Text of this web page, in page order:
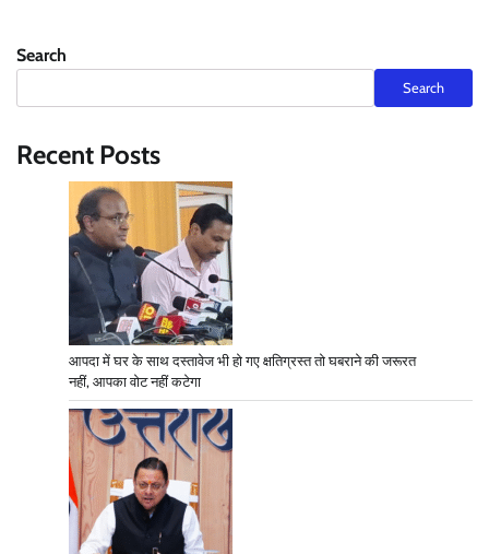
Search
Search
Recent Posts
आपदा में घर के साथ दस्तावेज भी हो गए क्षतिग्रस्त तो घबराने की जरूरत
नहीं, आपका वोट नहीं कटेगा